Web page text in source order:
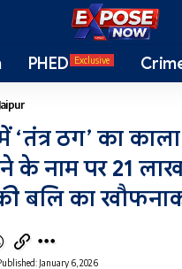
PHED Exclusive
Jaipur
‘तंत्र ठग’ का
के नाम पर 21
बलि का खौफनाक
January 6, 2026